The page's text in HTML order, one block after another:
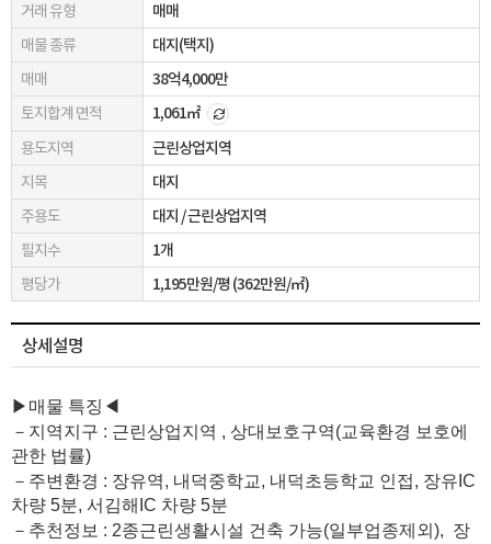
거래 유형
매매
매물 종류
대지(택지)
매매
38억4,000만
토지합계 면적
1,061㎡
용도지역
근린상업지역
지목
대지
주용도
대지 / 근린상업지역
필지수
1개
평당가
1,195만원/평 (362만원/㎡)
상세설명
▶매물 특징◀
－지역지구 : 근린상업지역 , 상대보호구역(교육환경 보호에
관한 법률)
－주변환경 : 장유역, 내덕중학교, 내덕초등학교 인접, 장유IC
차량 5분, 서김해IC 차량 5분
－추천정보 : 2종근린생활시설 건축 가능(일부업종제외), 장